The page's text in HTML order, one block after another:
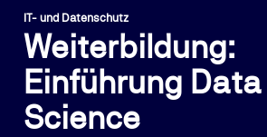
IT- und Datenschutz
Weiterbildung:
Einführung Data
Science